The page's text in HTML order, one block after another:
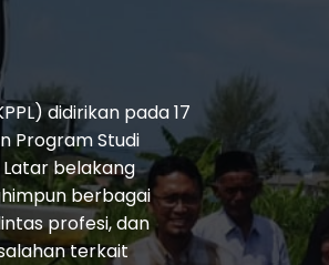
didirikan pada 17
Program Studi
Latar belakang
berbagai
profesi, dan
terkait